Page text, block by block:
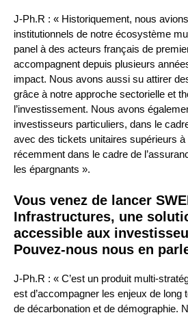
J-Ph.R : « Historiquement, nous
institutionnels de notre écosystème
panel à des acteurs français de
accompagnent depuis plusieurs
impact. Nous avons aussi su attirer
grâce à notre approche sectorielle et
l’investissement. Nous avons
investisseurs particuliers, dans le
avec des tickets unitaires supérieurs à
récemment dans le cadre de
les épargnants ».
Vous venez de lancer
Infrastructures, une
accessible aux
Pouvez-nous nous en
J-Ph.R : « C’est un produit multi-
est d’accompagner les enjeux de long
de décarbonation et de démographie.